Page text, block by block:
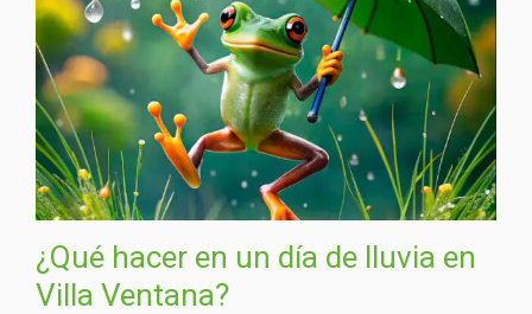
¿Qué hacer en un día de lluvia en
Villa Ventana?